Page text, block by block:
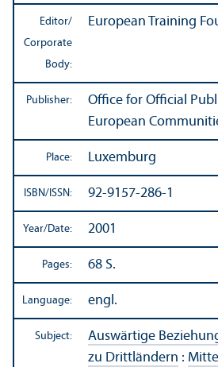
Editor/
Corporate
Body:
European Training
Publisher:
Office for Official
European
Place: Luxemburg
ISBN/ISSN: 92-9157-286-1
Year/Date: 2001
Pages: 68 S.
Language: engl.
Subject: Auswärtige
zu Drittländern :